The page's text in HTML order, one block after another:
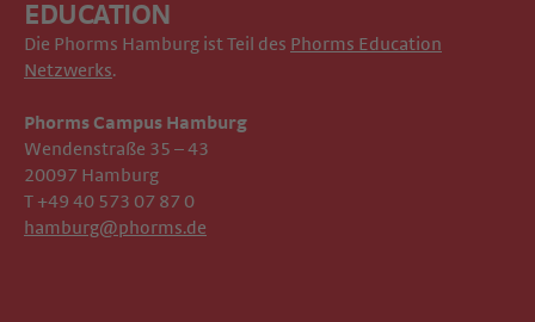
EDUCATION
Die Phorms Hamburg ist Teil des Phorms Education
Netzwerks.
Phorms Campus Hamburg
Wendenstraße 35 – 43
20097 Hamburg
T +49 40 573 07 87 0
hamburg@phorms.de